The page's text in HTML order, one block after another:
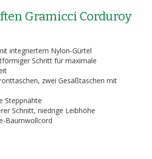
Gramicci Corduroy
integriertem Nylon-Gürtel
Schritt für maximale
zwei Gesäßtaschen mit
Steppnähte
Schnitt, niedrige Leibhöhe
Baumwollcord